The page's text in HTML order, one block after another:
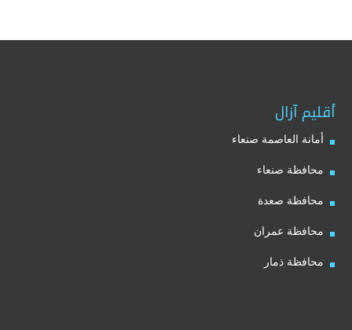
أقليم آزال
أمانة العاصمة صنعاء
محافظة صنعاء
محافظة صعدة
محافظة عمران
محافظة ذمار